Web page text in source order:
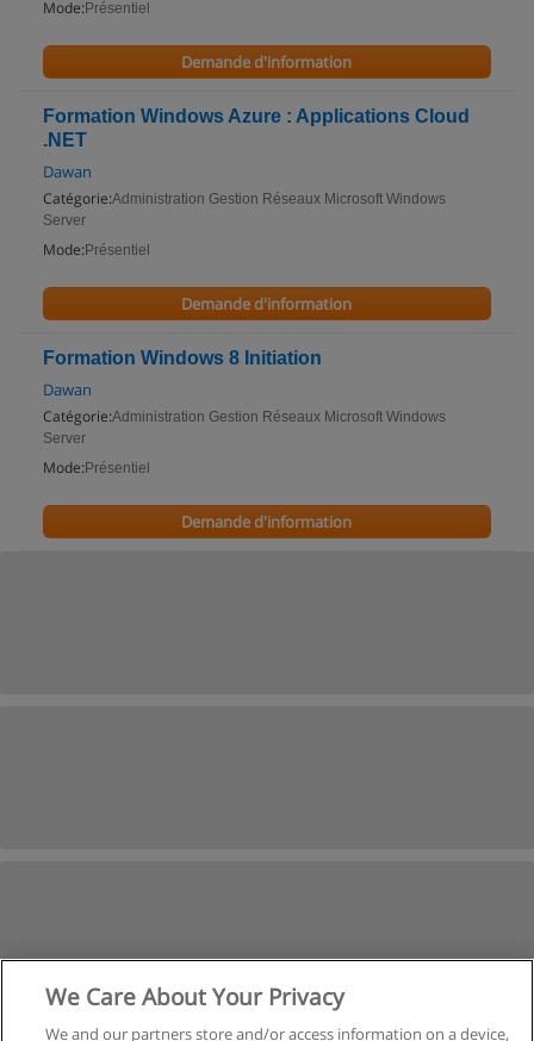
Mode: Présentiel
Demande d'information
Formation Windows Azure : Applications Cloud
.NET
Dawan
Catégorie:Administration Gestion Réseaux Microsoft Windows
Server
Mode: Présentiel
Demande d'information
Formation Windows 8 Initiation
Dawan
Catégorie:Administration Gestion Réseaux Microsoft Windows
Server
Mode: Présentiel
Demande d'information
We Care About Your Privacy
We and our partners store and/or access information on a device,